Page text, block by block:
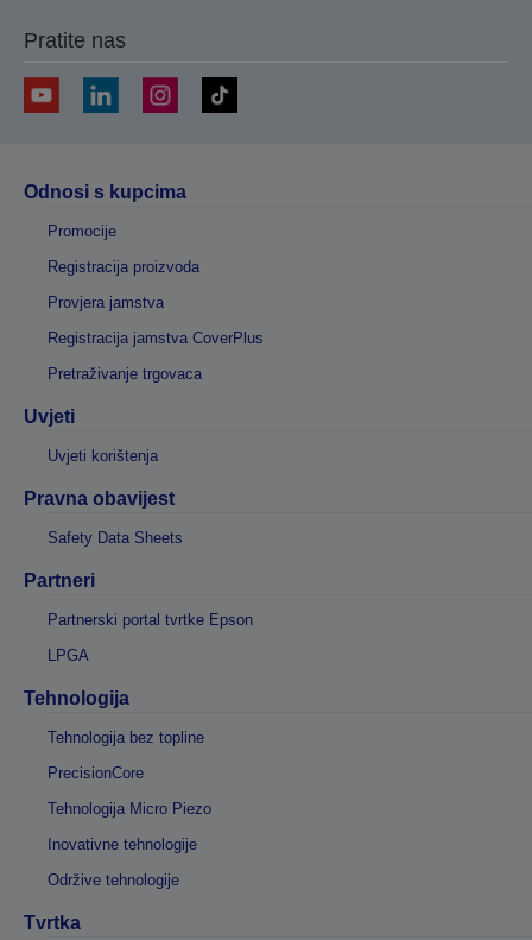
Pratite nas
Odnosi s kupcima
Promocije
Registracija proizvoda
Provjera jamstva
Registracija jamstva CoverPlus
Pretraživanje trgovaca
Uvjeti
Uvjeti korištenja
Pravna obavijest
Safety Data Sheets
Partneri
Partnerski portal tvrtke Epson
LPGA
Tehnologija
Tehnologija bez topline
PrecisionCore
Tehnologija Micro Piezo
Inovativne tehnologije
Održive tehnologije
Tvrtka